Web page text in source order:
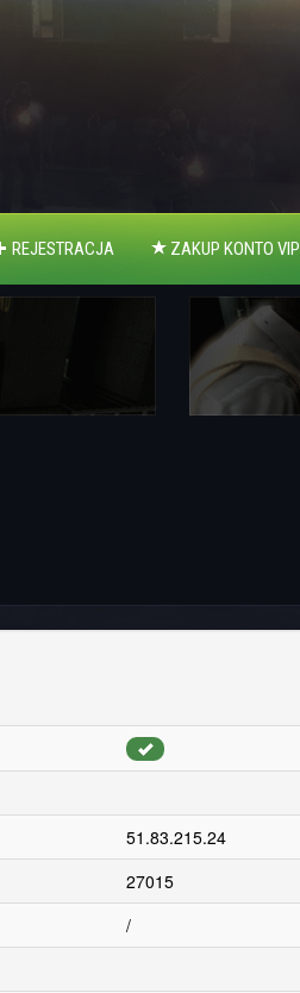
REJESTRACJA ZAKUP KONTO VIP
51.83.215.24
27015
/